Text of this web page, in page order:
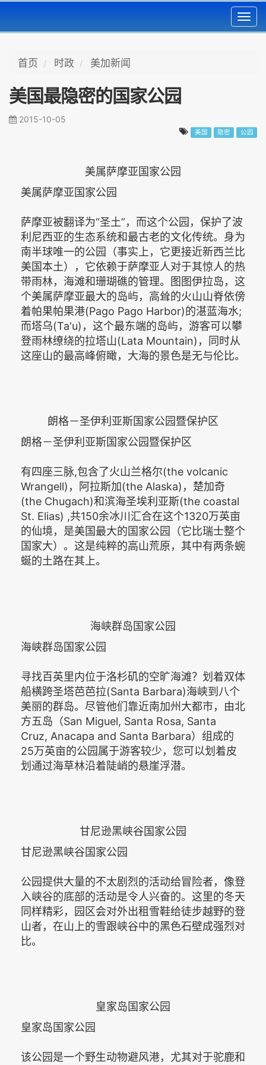
首页 时政 美加新闻
美国最隐密的国家公园
2015-10-05
美国 隐密 公园
美属萨摩亚国家公园
美属萨摩亚国家公园
萨摩亚被翻译为“圣土”，而这个公园，保护了波
利尼西亚的生态系统和最古老的文化传统。身为
南半球唯一的公园（事实上，它更接近新西兰比
美国本土），它依赖于萨摩亚人对于其惊人的热
带雨林，海滩和珊瑚礁的管理。图图伊拉岛，这
个美属萨摩亚最大的岛屿，高耸的火山山脊依傍
着帕果帕果港(Pago Pago Harbor)的湛蓝海水;
而塔乌(Ta'u)，这个最东端的岛屿，游客可以攀
登雨林缭绕的拉塔山(Lata Mountain)，同时从
这座山的最高峰俯瞰，大海的景色是无与伦比。
朗格－圣伊利亚斯国家公园暨保护区
朗格－圣伊利亚斯国家公园暨保护区
有四座三脉,包含了火山兰格尔(the volcanic
Wrangell)，阿拉斯加(the Alaska)，楚加奇
(the Chugach)和滨海圣埃利亚斯(the coastal
St. Elias) ,共150余冰川汇合在这个1320万英亩
的仙境，是美国最大的国家公园（它比瑞士整个
国家大）。这是纯粹的高山荒原，其中有两条蜿
蜒的土路在其上。
海峡群岛国家公园
海峡群岛国家公园
寻找百英里内位于洛杉矶的空旷海滩？划着双体
船横跨圣塔芭芭拉(Santa Barbara)海峡到八个
美丽的群岛。尽管他们靠近南加州大都市，由北
方五岛（San Miguel, Santa Rosa, Santa
Cruz, Anacapa and Santa Barbara）组成的
25万英亩的公园属于游客较少，您可以划着皮
划通过海草林沿着陡峭的悬崖浮潜。
甘尼逊黑峡谷国家公园
甘尼逊黑峡谷国家公园
公园提供大量的不太剧烈的活动给冒险者，像登
入峡谷的底部的活动是令人兴奋的。这里的冬天
同样精彩，园区会对外出租雪鞋给徒步越野的登
山者，在山上的雪跟峡谷中的黑色石壁成强烈对
比。
皇家岛国家公园
皇家岛国家公园
该公园是一个野生动物避风港，尤其对于驼鹿和